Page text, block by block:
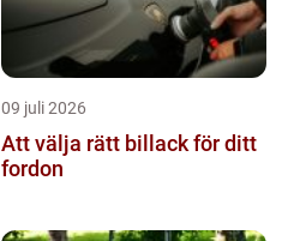
09 juli 2026
Att välja rätt billack för ditt
fordon